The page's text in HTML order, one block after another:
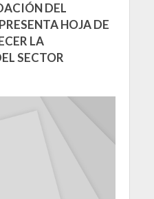
DEL
HOJA DE
LA
SECTOR